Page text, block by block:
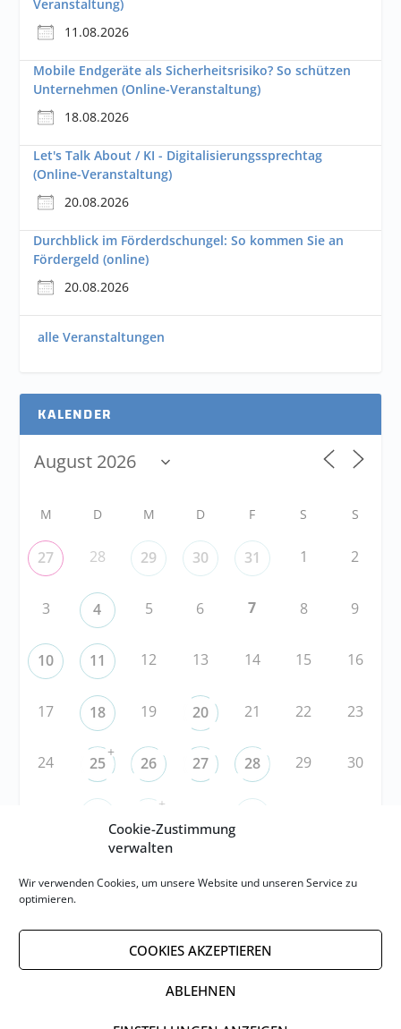
Cookie-Zustimmung
verwalten
Wir verwenden Cookies, um unsere Website und unseren Service zu
optimieren.
COOKIES AKZEPTIEREN
ABLEHNEN
Veranstaltung)
11.08.2026
Mobile Endgeräte als Sicherheitsrisiko? So schützen
Unternehmen (Online-Veranstaltung)
18.08.2026
Let's Talk About / KI - Digitalisierungssprechtag
(Online-Veranstaltung)
20.08.2026
Durchblick im Förderdschungel: So kommen Sie an
Fördergeld (online)
20.08.2026
alle Veranstaltungen
KALENDER
M D M D F S S
27 28 29 30 31 1 2
3 4 5 6 7 8 9
10 11 12 13 14 15 16
17 18 19 20 21 22 23
24 25
+
26 27 28 29 30
+
RSS